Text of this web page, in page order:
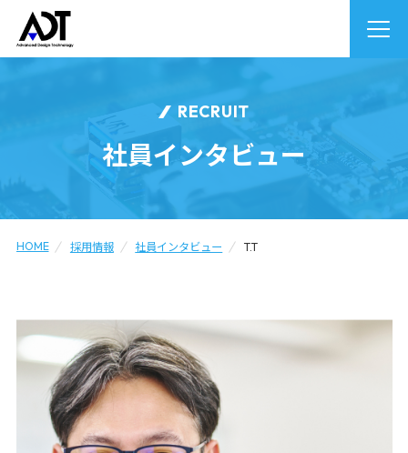
RECRUIT
社員インタビュー
HOME 採用情報 社員インタビュー T.T